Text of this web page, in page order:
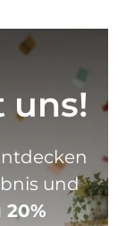
uns!
und
20%